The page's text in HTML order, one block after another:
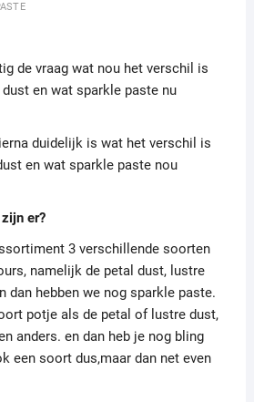
de vraag wat nou het verschil is
en wat sparkle paste nu
duidelijk is wat het verschil is
en wat sparkle paste nou
er?
3 verschillende soorten
namelijk de petal dust, lustre
dan hebben we nog sparkle paste.
potje als de petal of lustre dust,
anders. en dan heb je nog bling
een soort dus,maar dan net even